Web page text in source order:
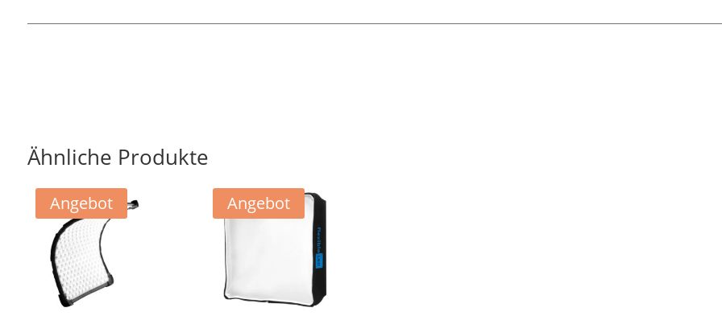
Ähnliche Produkte
Angebot Angebot